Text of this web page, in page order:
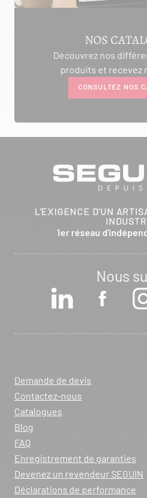
NOS
Découvrez nos
produits et recevez
CONSULTEZ NOS
L'EXIGENCE D'UN
1er réseau
Nous
Demande de devis
Contactez-nous
Catalogues
Blog
FAQ
Enregistrement de garanties
Devenez un revendeur SEGUIN
Déclarations de performance